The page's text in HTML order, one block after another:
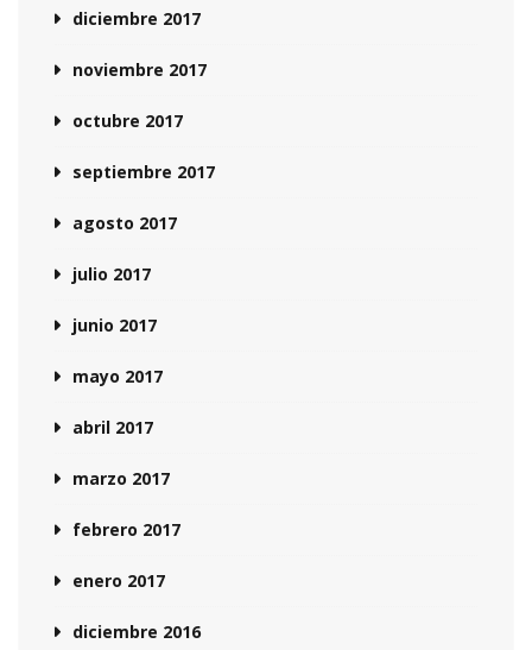
diciembre 2017
noviembre 2017
octubre 2017
septiembre 2017
agosto 2017
julio 2017
junio 2017
mayo 2017
abril 2017
marzo 2017
febrero 2017
enero 2017
diciembre 2016